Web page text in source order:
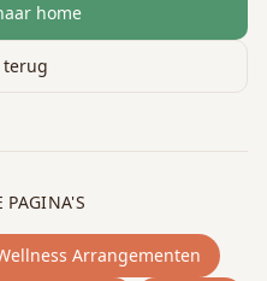
home
terug
PAGINA'S
Arrangementen